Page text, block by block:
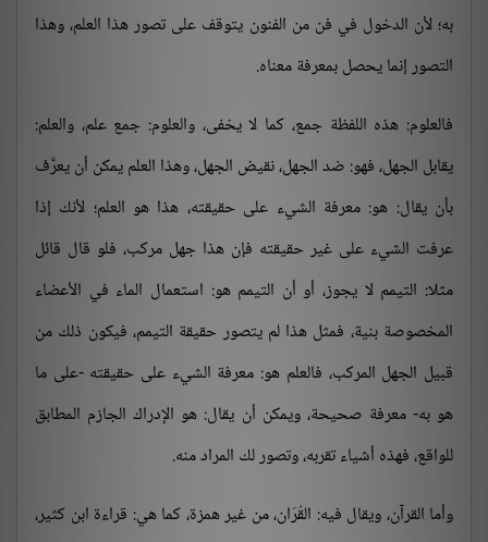
به؛ لأن الدخول في فن من الفنون يتوقف على تصور هذا العلم، وهذا
التصور إنما يحصل بمعرفة معناه.
فالعلوم: هذه اللفظة جمع، كما لا يخفى، والعلوم: جمع علم، والعلم:
يقابل الجهل، فهو: ضد الجهل، نقيض الجهل، وهذا العلم يمكن أن يعرَّف
بأن يقال: هو: معرفة الشيء على حقيقته، هذا هو العلم؛ لأنك إذا
عرفت الشيء على غير حقيقته فإن هذا جهل مركب، فلو قال قائل
مثلا: التيمم لا يجوز، أو أن التيمم هو: استعمال الماء في الأعضاء
المخصوصة بنية، فمثل هذا لم يتصور حقيقة التيمم، فيكون ذلك من
قبيل الجهل المركب، فالعلم هو: معرفة الشيء على حقيقته -على ما
هو به- معرفة صحيحة، ويمكن أن يقال: هو الإدراك الجازم المطابق
للواقع، فهذه أشياء تقربه، وتصور لك المراد منه.
وأما القرآن، ويقال فيه: القُرَان، من غير همزة، كما هي: قراءة ابن كثير،